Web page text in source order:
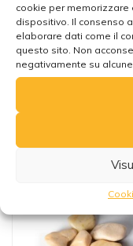
cookie per memorizzare
dispositivo. Il consenso
elaborare dati come il
questo sito. Non
negativamente su
terapeuta qualificato
Potrebbe